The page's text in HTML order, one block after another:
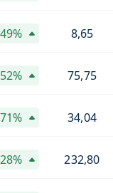
8,65
75,75
34,04
232,80